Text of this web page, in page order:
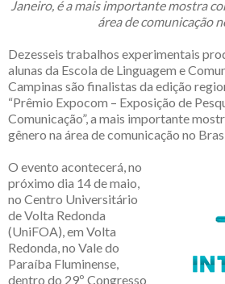
Janeiro, é a mais importante mostra
área de comunicação
Dezesseis trabalhos experimentais
alunas da Escola de Linguagem e
Campinas são finalistas da edição
“Prêmio Expocom – Exposição de
Comunicação”, a mais importante
gênero na área de comunicação no
O evento acontecerá, no
próximo dia 14 de maio,
no Centro Universitário
de Volta Redonda
(UniFOA), em Volta
Redonda, no Vale do
Paraíba Fluminense,
dentro do 29º Congresso